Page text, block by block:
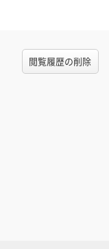
閲覧履歴の削除